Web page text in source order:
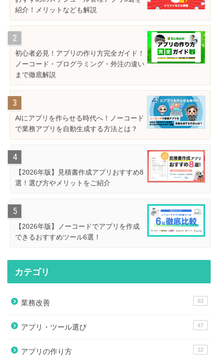
紹介！メリットなども解説
初心者必見！アプリの作り方完全ガイド！
ノーコード・プログラミング・外注の違い
まで徹底解説
AIにアプリを作らせる時代へ！ノーコード
で業務アプリを自動生成する方法とは？
【2026年版】見積書作成アプリおすすめ8
選！選び方やメリットをご紹介
【2026年版】ノーコードでアプリを作成
できるおすすめツール6選！
カテゴリ
業務改善 63
アプリ・ツール選び 47
アプリの作り方 22